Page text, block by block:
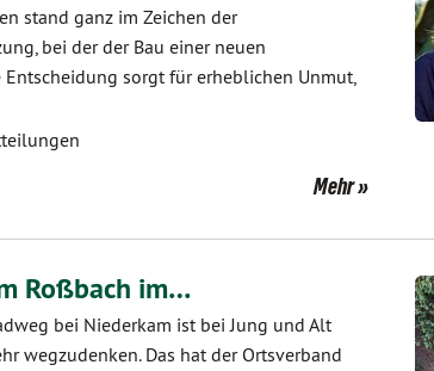
stand ganz im Zeichen der
bei der der Bau einer neuen
sorgt für erheblichen Unmut,
Mehr
Roßbach im…
bei Niederkam ist bei Jung und Alt
wegzudenken. Das hat der Ortsverband